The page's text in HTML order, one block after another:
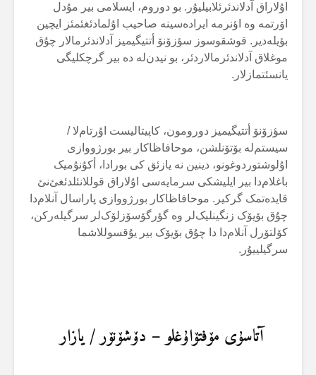
اۇلاراق آدلاندئرئلابیلیۇر. بو دوروم، ایسلامی بیر مۇدل
اۆرتمە وە اؤنرمە ایرادەسینە صاحیب اۇلمادئغئمئز ایچین
بؤیلەدیر. قوشقوسوز سؤزۆنۆ أتتیگیمیز آدلاندئرمالار چۇق
موغلاق آدلاندئرمالاردئر، بو نیدن‌لە دە بیر گرچکلیگی
یانسئتمازلار.
سؤزۆنۆ أتتیگیمیز دورومون، کاپیتالیست اۇرتام‌لا /
سیستم‌لە بۆتۆنلشن، موحافاظاکار بیر بورژووازی
اۇلوشتوردوغونو، دینین نە یازئق کی بورادا، أکۇنۇمیک
باغلام‌دا بیر ایلیشکی سرمایەسی اۇلاراق قوللانئلدئغئ‌نئ
قایدەتمک گرکیر. موحافاظاکار بورژووازی پاراسال آنلام‌دا
چۇق بۆیۆک زنگینلیک‌لر وە گؤرگۆسۆزلۆک‌لر سرگیلەرکن،
کۆلتۆرل آنلام‌دا دا چۇق بۆیۆک بیر یۇقسوللاشما
سرگیلییۇر.
آتاسۇی مۆفتۆاۇغلو – دۆشۆنۆر / یازار